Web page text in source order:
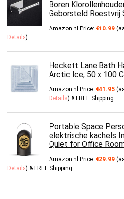
Boren
Geborsteld Roestvrij
Amazon.nl Price: €10.99
Details)
Heckett Lane Bath
Arctic Ice, 50 x 100
Amazon.nl Price: €41.95
Details) & FREE Shipping
Portable Space
elektrische kachels
Quiet for Office
Amazon.nl Price: €29.99
Details) & FREE Shipping